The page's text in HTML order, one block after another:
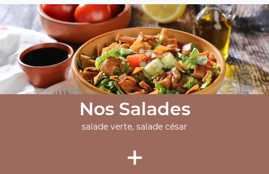
Nos Salades
salade verte, salade césar
+